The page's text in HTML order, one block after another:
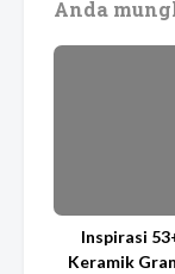
Anda
Inspirasi
Keramik